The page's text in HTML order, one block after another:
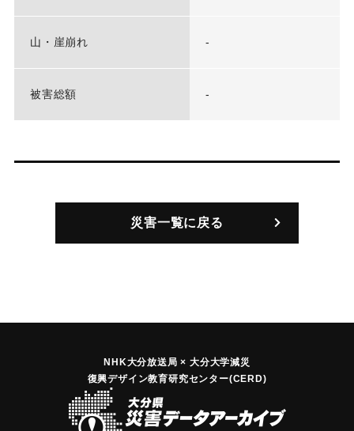
山・崖崩れ -
被害総額 -
災害一覧に戻る
NHK大分放送局 × 大分大学減災
復興デザイン教育研究センター(CERD)